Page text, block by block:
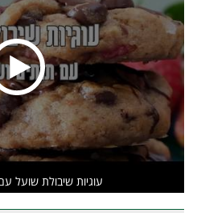
עוגיות שיבולת שועל